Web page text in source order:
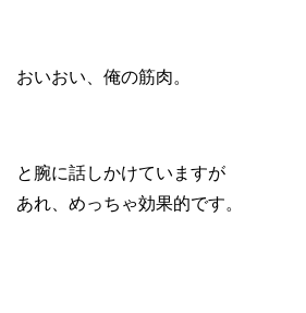
おいおい、俺の筋肉。
と腕に話しかけていますが
あれ、めっちゃ効果的です。